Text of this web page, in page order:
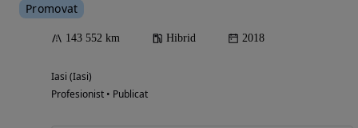
Promovat
143 552 km Hibrid 2018
Iasi (Iasi)
Profesionist • Publicat